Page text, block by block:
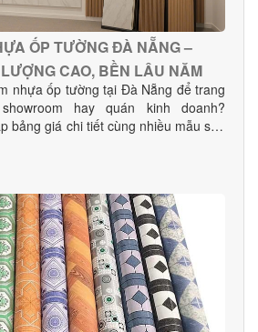
ỐP TƯỜNG ĐÀ NẴNG –
CAO, BỀN LÂU NĂM
nhựa ốp tường tại Đà Nẵng để trang
hay quán kinh doanh?
bảng giá chi tiết cùng nhiều mẫu sản